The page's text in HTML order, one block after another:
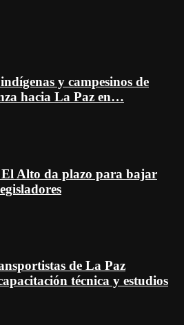
y campesinos de
hacia La Paz en…
Alto da plazo para bajar
de La Paz
técnica y estudios